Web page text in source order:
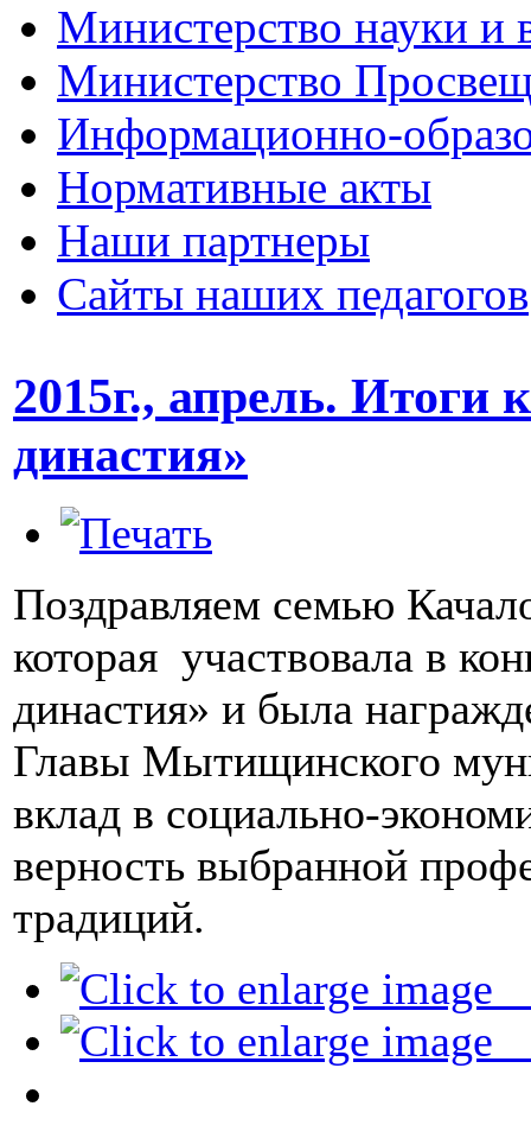
Министерство науки и
Министерство
Информационно-
Нормативные акты
Наши партнеры
Сайты наших педагогов
2015г., апрель. Итоги
династия»
Поздравляем семью
которая участвовала в
династия» и была
Главы Мытищинского
вклад в социально-
верность выбранной
традиций.